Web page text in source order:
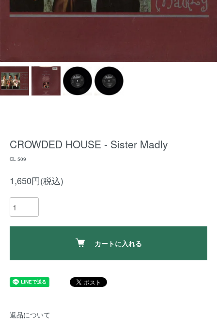
CROWDED HOUSE - Sister Madly
CL 509
1,650円(税込)
カートに入れる
返品について